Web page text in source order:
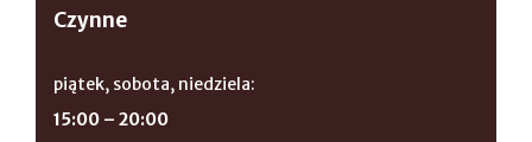
Czynne
piątek, sobota, niedziela:
15:00 – 20:00